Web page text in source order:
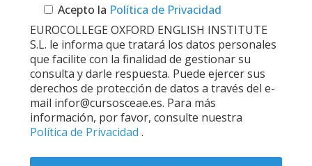
Acepto la Política de Privacidad
EUROCOLLEGE OXFORD ENGLISH INSTITUTE
S.L. le informa que tratará los datos personales
que facilite con la finalidad de gestionar su
consulta y darle respuesta. Puede ejercer sus
derechos de protección de datos a través del e-
mail infor@cursosceae.es. Para más
información, por favor, consulte nuestra
Política de Privacidad .